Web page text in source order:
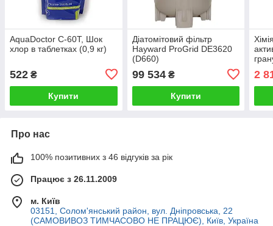
AquaDoctor C-60T, Шок
хлор в таблетках (0,9 кг)
522 ₴
Купити
Діатомітовий фільтр
Hayward ProGrid DE3620
(D660)
99 534₴
Купити
2
Про нас
100% позитивних з 46 відгуків за рік
Працює з 26.11.2009
м. Київ
03151, Солом'янський район, вул. Дніпровська, 22
(САМОВИВОЗ ТИМЧАСОВО НЕ ПРАЦЮЄ), Київ, Україна